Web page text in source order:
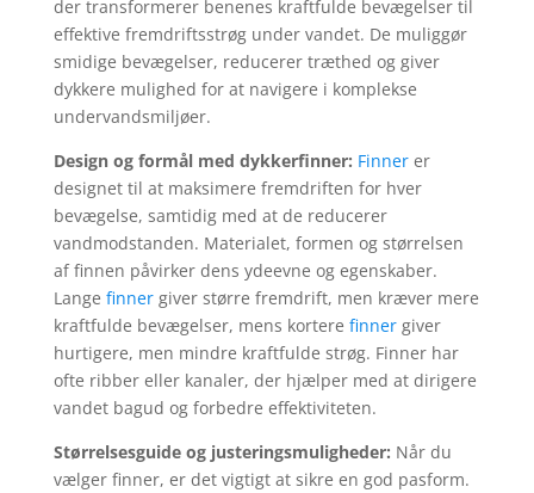
der transformerer benenes kraftfulde bevægelser til
effektive fremdriftsstrøg under vandet. De muliggør
smidige bevægelser, reducerer træthed og giver
dykkere mulighed for at navigere i komplekse
undervandsmiljøer.
Design og formål med dykkerfinner: Finnerer
designet til at maksimere fremdriften for hver
bevægelse, samtidig med at de reducerer
vandmodstanden. Materialet, formen og størrelsen
af finnen påvirker dens ydeevne og egenskaber.
Lange finnergiver større fremdrift, men kræver mere
kraftfulde bevægelser, mens kortere finnergiver
hurtigere, men mindre kraftfulde strøg. Finner har
ofte ribber eller kanaler, der hjælper med at dirigere
vandet bagud og forbedre effektiviteten.
Størrelsesguide og justeringsmuligheder: Når du
vælger finner, er det vigtigt at sikre en god pasform.